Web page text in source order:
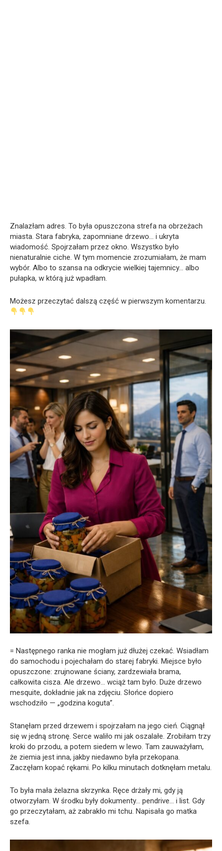
Znalazłam adres. To była opuszczona strefa na obrzeżach
miasta. Stara fabryka, zapomniane drzewo… i ukryta
wiadomość. Spojrzałam przez okno. Wszystko było
nienaturalnie ciche. W tym momencie zrozumiałam, że mam
wybór. Albo to szansa na odkrycie wielkiej tajemnicy… albo
pułapka, w którą już wpadłam.
Możesz przeczytać dalszą część w pierwszym komentarzu.
= Następnego ranka nie mogłam już dłużej czekać. Wsiadłam
do samochodu i pojechałam do starej fabryki. Miejsce było
opuszczone: zrujnowane ściany, zardzewiała brama,
całkowita cisza. Ale drzewo… wciąż tam było. Duże drzewo
mesquite, dokładnie jak na zdjęciu. Słońce dopiero
wschodziło — „godzina koguta”.
Stanęłam przed drzewem i spojrzałam na jego cień. Ciągnął
się w jedną stronę. Serce waliło mi jak oszalałe. Zrobiłam trzy
kroki do przodu, a potem siedem w lewo. Tam zauważyłam,
że ziemia jest inna, jakby niedawno była przekopana.
Zaczęłam kopać rękami. Po kilku minutach dotknęłam metalu.
To była mała żelazna skrzynka. Ręce drżały mi, gdy ją
otworzyłam. W środku były dokumenty… pendrive… i list. Gdy
go przeczytałam, aż zabrakło mi tchu. Napisała go matka
szefa.